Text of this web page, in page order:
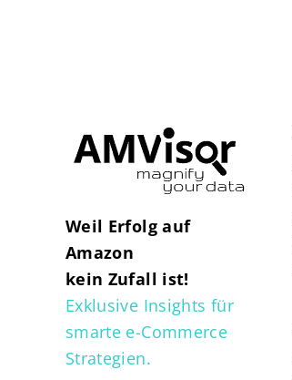
Weil Erfolg auf
Amazon
kein Zufall ist!
Exklusive Insights für
smarte e-Commerce
Strategien.